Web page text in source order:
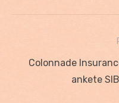
Navigácia
Previous
Colonnade
ankete